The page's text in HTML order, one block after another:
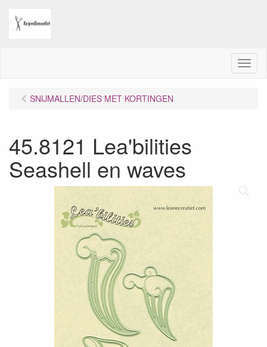
M
e
SNIJMALLEN/DIES MET KORTINGEN
45.8121 Lea'bilities
Seashell en waves